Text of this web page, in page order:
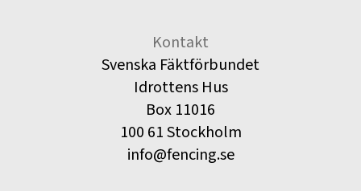
Kontakt
Svenska Fäktförbundet
Idrottens Hus
Box 11016
100 61 Stockholm
info@fencing.se